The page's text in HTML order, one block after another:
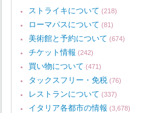
ストライキについて (218)
ローマパスについて (81)
美術館と予約について (674)
チケット情報 (242)
買い物について (471)
タックスフリー・免税 (76)
レストランについて (337)
イタリア各都市の情報 (3,678)